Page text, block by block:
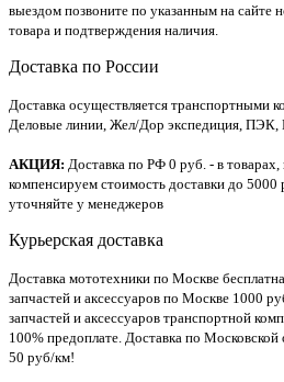
выездом позвоните по указанным на сайте
товара и подтверждения наличия.
Доставка по России
Доставка осуществляется транспортными
Деловые линии, Жел/Дор экспедиция, ПЭК,
АКЦИЯ: Доставка по РФ 0 руб. - в товарах,
компенсируем стоимость доставки до
уточняйте у менеджеров
Курьерская доставка
Доставка мототехники по Москве
запчастей и аксессуаров по Москве 1000
запчастей и аксессуаров транспортной
100% предоплате. Доставка по Московской
50 руб/км!